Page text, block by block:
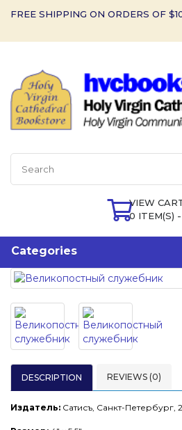
FREE SHIPPING ON ORDERS OF
VIEW
0 ITEM(S)
Categories
DESCRIPTION REVIEWS (0)
Издатель: Сатисъ, Санкт-Петербург,